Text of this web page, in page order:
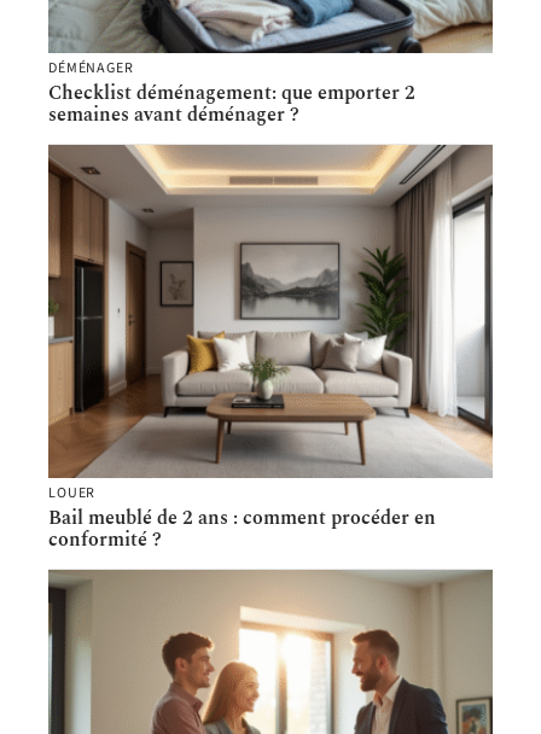
DÉMÉNAGER
Checklist déménagement: que emporter 2
semaines avant déménager ?
LOUER
Bail meublé de 2 ans : comment procéder en
conformité ?